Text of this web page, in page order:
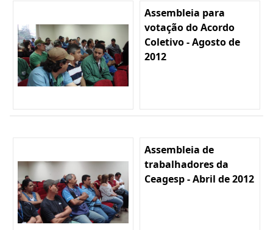
Assembleia para
votação do Acordo
Coletivo - Agosto de
2012
Assembleia de
trabalhadores da
Ceagesp - Abril de 2012